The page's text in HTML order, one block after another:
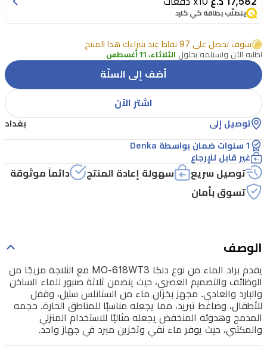
مع
مزيجًا
من
الوظائف
والتصميم
العصري،
يتضمن
ثلاثة
صنبور
والبارد
مجهز
بخزان
ماء
من
يتطلّب بطاقة كي كارد
سوف تحصل على 97 نقاط عند شراءك هذا المنتج
اطلبه الآن واستلمه بحلول الثلاثاء، 11 أغسطس
أضف إلى السلّة
اشتر الآن
توصيل إلى بغداد
1 سنوات ضمان بواسطة Denka
غير قابل للإرجاع
توصيل سريع سهولة إعادة المنتج
دائماً موثوقة
تسوق بأمان
الوصف
يقدم براد الماء من نوع دنكا MO-618WT3 مع الثلاجة مزيجًا من
الوظائف والتصميم العصري، حيث يتضمن ثلاثة صنبور للماء الساخن
والبارد والعادي. مجهز بخزان ماء من الستانلس ستيل، وقفل
للأطفال، وضاغط تبريد، مما يجعله مناسبًا للمناطق الحارة. حجمه
المدمج وهدوئه المنخفض يجعله مثاليًا للاستخدام المنزلي
والمكتبي، حيث يوفر ماء نقي وتخزين مبرد في جهاز واحد.